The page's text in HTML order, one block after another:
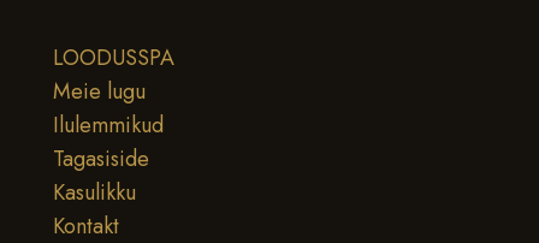
LOODUSSPA
Meie lugu
Ilulemmikud
Tagasiside
Kasulikku
Kontakt